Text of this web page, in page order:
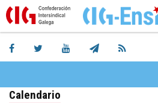
Calendario